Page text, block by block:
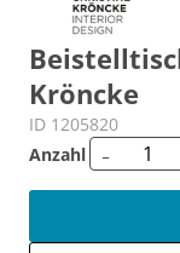
Kröncke
ID 1205820
Anzahl
-